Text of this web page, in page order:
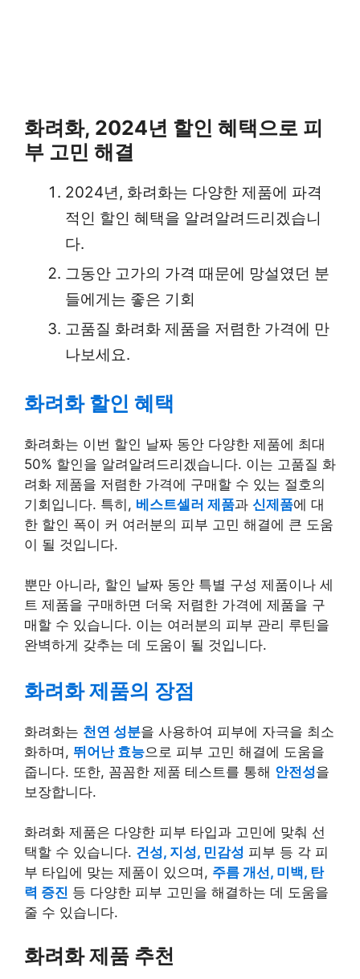
화려화, 2024년 할인 혜택으로 피
부 고민 해결
2024년, 화려화는 다양한 제품에 파격
적인 할인 혜택을 알려알려드리겠습니
다.
그동안 고가의 가격 때문에 망설였던 분
들에게는 좋은 기회
고품질 화려화 제품을 저렴한 가격에 만
나보세요.
화려화 할인 혜택
화려화는 이번 할인 날짜 동안 다양한 제품에 최대
50% 할인을 알려알려드리겠습니다. 이는 고품질 화
려화 제품을 저렴한 가격에 구매할 수 있는 절호의
기회입니다. 특히, 베스트셀러 제품과 신제품에 대
한 할인 폭이 커 여러분의 피부 고민 해결에 큰 도움
이 될 것입니다.
뿐만 아니라, 할인 날짜 동안 특별 구성 제품이나 세
트 제품을 구매하면 더욱 저렴한 가격에 제품을 구
매할 수 있습니다. 이는 여러분의 피부 관리 루틴을
완벽하게 갖추는 데 도움이 될 것입니다.
화려화 제품의 장점
화려화는 천연 성분을 사용하여 피부에 자극을 최소
화하며, 뛰어난 효능으로 피부 고민 해결에 도움을
줍니다. 또한, 꼼꼼한 제품 테스트를 통해 안전성을
보장합니다.
화려화 제품은 다양한 피부 타입과 고민에 맞춰 선
택할 수 있습니다. 건성, 지성, 민감성 피부 등 각 피
부 타입에 맞는 제품이 있으며, 주름 개선, 미백, 탄
력 증진 등 다양한 피부 고민을 해결하는 데 도움을
줄 수 있습니다.
화려화 제품 추천